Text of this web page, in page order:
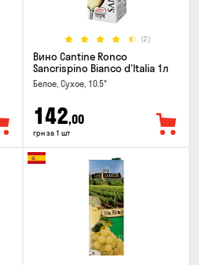
(2)
Вино Cantine Ronco
Sancrispino Bianco d'Italia 1л
Белое, Сухое, 10.5°
142,00
грн за 1 шт